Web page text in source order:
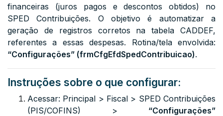
financeiras (juros pagos e descontos obtidos) no
SPED Contribuições. O objetivo é automatizar a
geração de registros corretos na tabela CADDEF,
referentes a essas despesas. Rotina/tela envolvida:
“Configurações” (frmCfgEfdSpedContribuicao).
Instruções sobre o que configurar:
Acessar: Principal > Fiscal > SPED Contribuições
(PIS/COFINS) > “Configurações”